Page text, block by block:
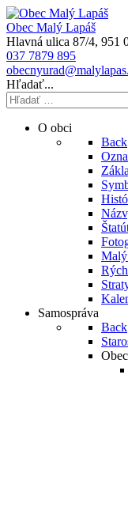
Obec Malý Lapáš
Hlavná ulica 87/4, 951
037 7879 895
Hľadať...
O obci
Back
Samospráva
Back